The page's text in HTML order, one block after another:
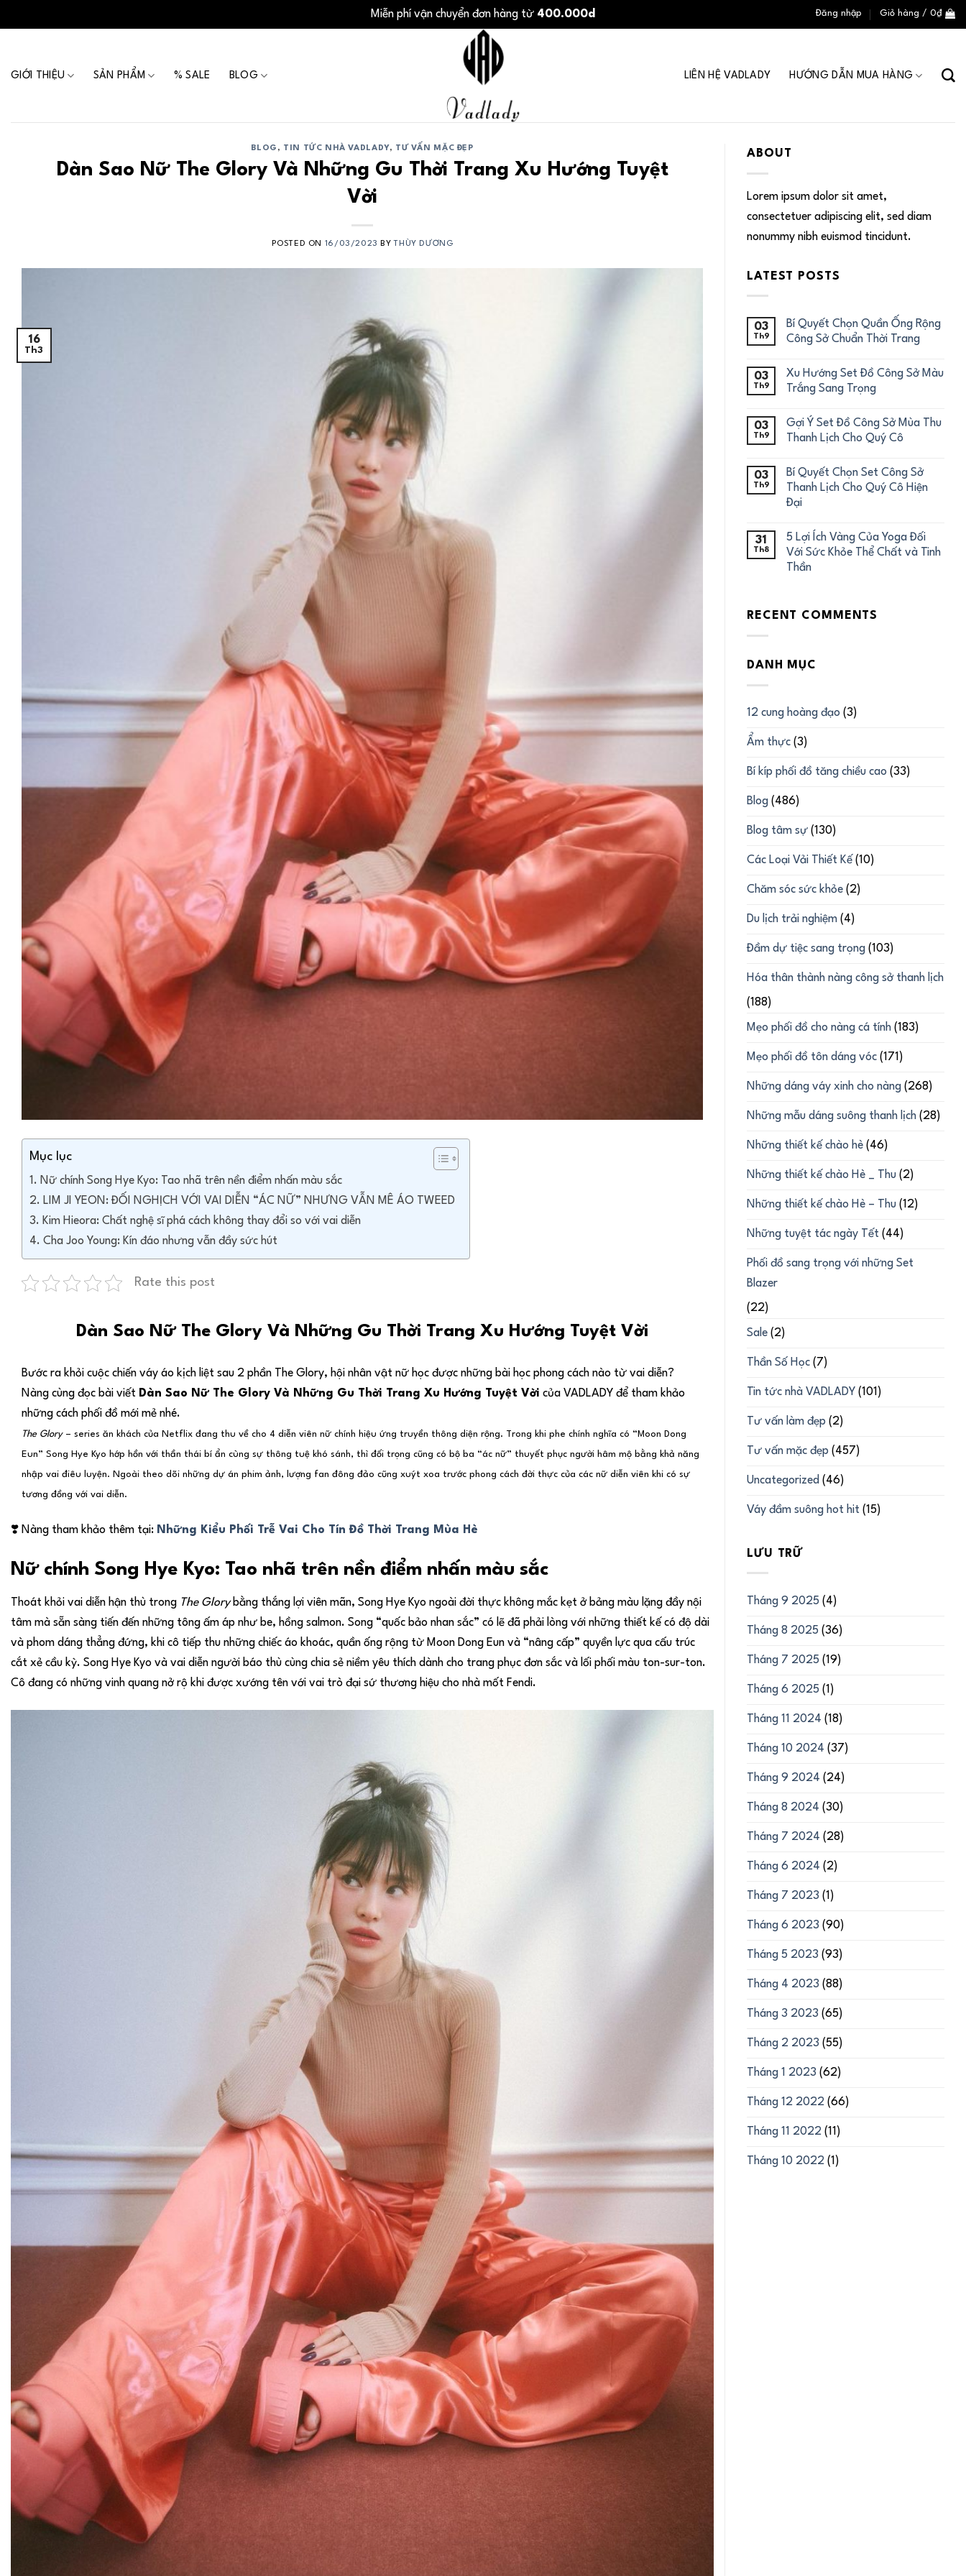
to
Miễn phí vận chuyển đơn hàng từ 400.000d Đăng nhập Giỏ hàng / 0₫
GIỚI THIỆU SẢN PHẨM % SALE BLOG LIÊN HỆ VADLADY HƯỚNG DẪN MUA HÀNG
BLOG , TIN TỨC NHÀ VADLADY, TƯ VẤN MẶC ĐẸP
Dàn Sao Nữ The Glory Và Những Gu Thời Trang Xu Hướng Tuyệt
Vời
POSTED ON 16/03/2023 BY THÙY DƯƠNG
16
Th3
Mục lục
Nữ chính Song Hye Kyo: Tao nhã trên nền điểm nhấn màu sắc
LIM JI YEON: ĐỐI NGHỊCH VỚI VAI DIỄN “ÁC NỮ” NHƯNG VẪN MÊ ÁO TWEED
Kim Hieora: Chất nghệ sĩ phá cách không thay đổi so với vai diễn
Cha Joo Young: Kín đáo nhưng vẫn đầy sức hút
Rate this post
Dàn Sao Nữ The Glory Và Những Gu Thời Trang Xu Hướng Tuyệt Vời
Bước ra khỏi cuộc chiến váy áo kịch liệt sau 2 phần The Glory, hội nhân vật nữ học được những bài học phong cách nào từ vai diễn?
Nàng cùng đọc bài viết Dàn Sao Nữ The Glory Và Những Gu Thời Trang Xu Hướng Tuyệt Vời của VADLADY để tham khảo
những cách phối đồ mới mẻ nhé.
The Glory– series ăn khách của Netflix đang thu về cho 4 diễn viên nữ chính hiệu ứng truyền thông diện rộng. Trong khi phe chính nghĩa có “Moon Dong
Eun” Song Hye Kyo hớp hồn với thần thái bí ẩn cùng sự thông tuệ khó sánh, thì đối trọng cũng có bộ ba “ác nữ” thuyết phục người hâm mộ bằng khả năng
nhập vai điêu luyện. Ngoài theo dõi những dự án phim ảnh, lượng fan đông đảo cũng xuýt xoa trước phong cách đời thực của các nữ diễn viên khi có sự
tương đồng với vai diễn.
❣️ Nàng tham khảo thêm tại: Những Kiểu Phối Trễ Vai Cho Tín Đồ Thời Trang Mùa Hè
Nữ chính Song Hye Kyo: Tao nhã trên nền điểm nhấn màu sắc
Thoát khỏi vai diễn hận thù trong The Glorybằng thắng lợi viên mãn, Song Hye Kyo ngoài đời thực không mắc kẹt ở bảng màu lặng đầy nội
tâm mà sẵn sàng tiến đến những tông ấm áp như be, hồng salmon. Song “quốc bảo nhan sắc” có lẽ đã phải lòng với những thiết kế có độ dài
và phom dáng thẳng đứng, khi cô tiếp thu những chiếc áo khoác, quần ống rộng từ Moon Dong Eun và “nâng cấp” quyền lực qua cấu trúc
cắt xẻ cầu kỳ. Song Hye Kyo và vai diễn người báo thù cùng chia sẻ niềm yêu thích dành cho trang phục đơn sắc và lối phối màu ton-sur-ton.
Cô đang có những vinh quang nở rộ khi được xướng tên với vai trò đại sứ thương hiệu cho nhà mốt Fendi.
ABOUT
Lorem ipsum dolor sit amet,
consectetuer adipiscing elit, sed diam
nonummy nibh euismod tincidunt.
LATEST POSTS
03
Th9
Bí Quyết Chọn Quần Ống Rộng
Công Sở Chuẩn Thời Trang
03
Th9
Xu Hướng Set Đồ Công Sở Màu
Trắng Sang Trọng
03
Th9
Gợi Ý Set Đồ Công Sở Mùa Thu
Thanh Lịch Cho Quý Cô
03
Th9
Bí Quyết Chọn Set Công Sở
Thanh Lịch Cho Quý Cô Hiện
Đại
31
Th8
5 Lợi Ích Vàng Của Yoga Đối
Với Sức Khỏe Thể Chất và Tinh
Thần
RECENT COMMENTS
DANH MỤC
12 cung hoàng đạo (3)
Ẩm thực (3)
Bí kíp phối đồ tăng chiều cao (33)
Blog (486)
Blog tâm sự (130)
Các Loại Vải Thiết Kế (10)
Chăm sóc sức khỏe (2)
Du lịch trải nghiệm (4)
Đầm dự tiệc sang trọng (103)
Hóa thân thành nàng công sở thanh lịch
(188)
Mẹo phối đồ cho nàng cá tính (183)
Mẹo phối đồ tôn dáng vóc (171)
Những dáng váy xinh cho nàng (268)
Những mẫu dáng suông thanh lịch (28)
Những thiết kế chào hè (46)
Những thiết kế chào Hè _ Thu (2)
Những thiết kế chào Hè – Thu (12)
Những tuyệt tác ngày Tết (44)
Phối đồ sang trọng với những Set
Blazer
(22)
Sale (2)
Thần Số Học (7)
Tin tức nhà VADLADY (101)
Tư vấn làm đẹp (2)
Tư vấn mặc đẹp (457)
Uncategorized (46)
Váy đầm suông hot hit (15)
LƯU TRỮ
Tháng 9 2025 (4)
Tháng 8 2025 (36)
Tháng 7 2025 (19)
Tháng 6 2025 (1)
Tháng 11 2024 (18)
Tháng 10 2024 (37)
Tháng 9 2024 (24)
Tháng 8 2024 (30)
Tháng 7 2024 (28)
Tháng 6 2024 (2)
Tháng 7 2023 (1)
Tháng 6 2023 (90)
Tháng 5 2023 (93)
Tháng 4 2023 (88)
Tháng 3 2023 (65)
Tháng 2 2023 (55)
Tháng 1 2023 (62)
Tháng 12 2022 (66)
Tháng 11 2022 (11)
Tháng 10 2022 (1)